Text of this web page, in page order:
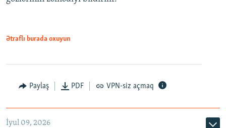
Ətraflı burada oxuyun
Paylaş PDF VPN-siz açmaq
İyul 09, 2026